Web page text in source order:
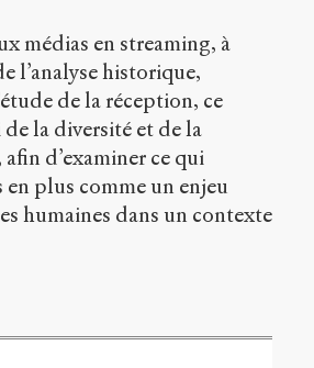
médias en streaming, à
l’analyse historique,
de la réception, ce
la diversité et de la
d’examiner ce qui
en plus comme un enjeu
humaines dans un contexte